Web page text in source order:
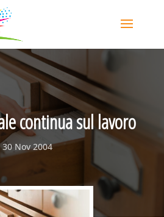
continua sul lavoro
30 Nov 2004